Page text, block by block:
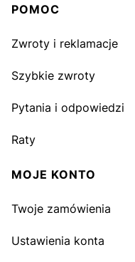
Linki w stopce
POMOC
Zwroty i reklamacje
Szybkie zwroty
Pytania i odpowiedzi
Raty
MOJE KONTO
Twoje zamówienia
Ustawienia konta